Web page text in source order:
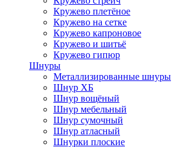
Кружево плетёное
Кружево на сетке
Кружево капроновое
Кружево и шитьё
Кружево гипюр
Шнуры
Металлизированные шнуры
Шнур ХБ
Шнур вощёный
Шнур мебельный
Шнур сумочный
Шнур атласный
Шнурки плоские